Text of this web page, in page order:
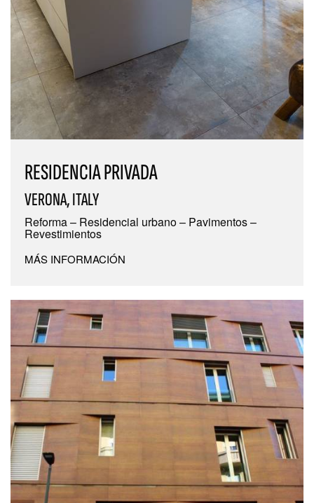
RESIDENCIA PRIVADA
VERONA, ITALY
Reforma – Residencial urbano – Pavimentos –
Revestimientos
MÁS INFORMACIÓN